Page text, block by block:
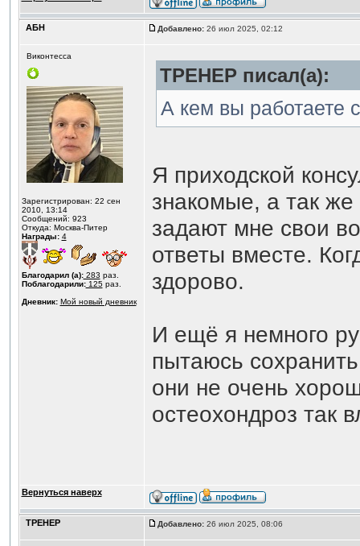
АБН Добавлено:26 июл 2025, 02:12
Виконтесса
Зарегистрирован: 22 сен
2010, 13:14
Сообщений: 923
Откуда: Москва-Питер
Награды: 4
Благодарил (а):283 раз.
Поблагодарили:125раз.
Дневник: Мой новый дневник
ТРЕНЕР писал(а):
А кем вы работаете
Я приходской
знакомые, а так
задают мне свои
ответы вместе.
здорово.
И ещё я немного
пытаюсь
они не очень
остеохондроз так
Вернуться наверх
ТРЕНЕР Добавлено:26 июл 2025, 08:06